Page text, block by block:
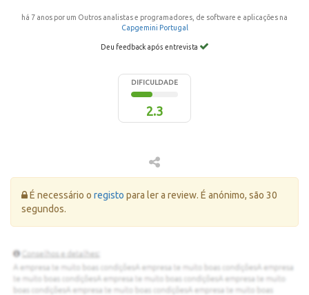
há 7 anos por um Outros analistas e programadores, de software e aplicações na
Capgemini Portugal
Deu feedback após entrevista
DIFICULDADE
2.3
Erro:
É necessário o registo para ler a review. É anónimo, são 30
segundos.